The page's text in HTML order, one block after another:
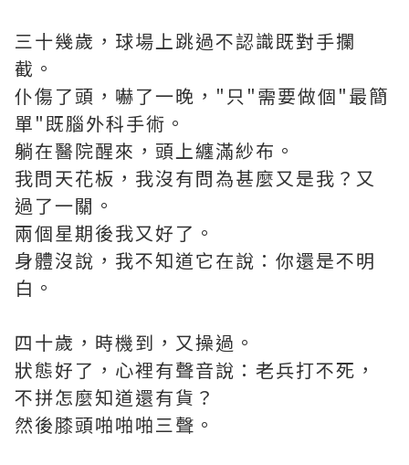
三十幾歲，球場上跳過不認識既對手攔
截。
仆傷了頭，嚇了一晚，"只"需要做個"最簡
單"既腦外科手術。
躺在醫院醒來，頭上纏滿紗布。
我問天花板，我沒有問為甚麼又是我？又
過了一關。
兩個星期後我又好了。
身體沒說，我不知道它在說：你還是不明
白。
四十歲，時機到，又操過。
狀態好了，心裡有聲音說：老兵打不死，
不拼怎麼知道還有貨？
然後膝頭啪啪啪三聲。